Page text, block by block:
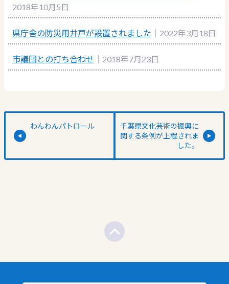
2018年10月5日
県庁舎の防災用井戸が設置されました ｜2022年3月18日
市議団との打ち合わせ ｜2018年7月23日
わんわんパトロール
千葉県文化芸術の振興に
関する条例が上程されま
した。